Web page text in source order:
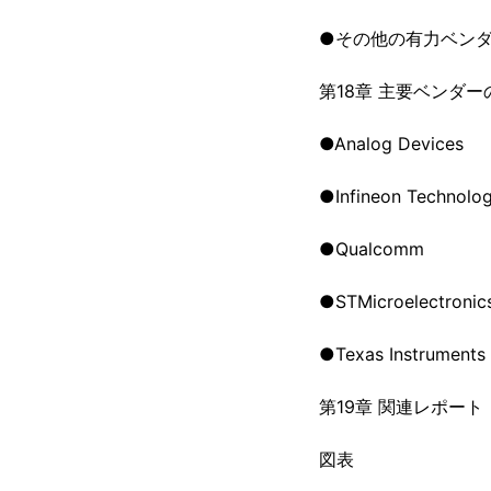
●その他の有力ベン
第18章 主要ベンダー
●Analog Devices
●Infineon
●Qualcomm
●Texas Instruments
第19章 関連レポート
図表